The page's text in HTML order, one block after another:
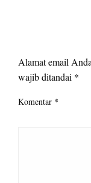
Alamat email
wajib ditandai *
Komentar *